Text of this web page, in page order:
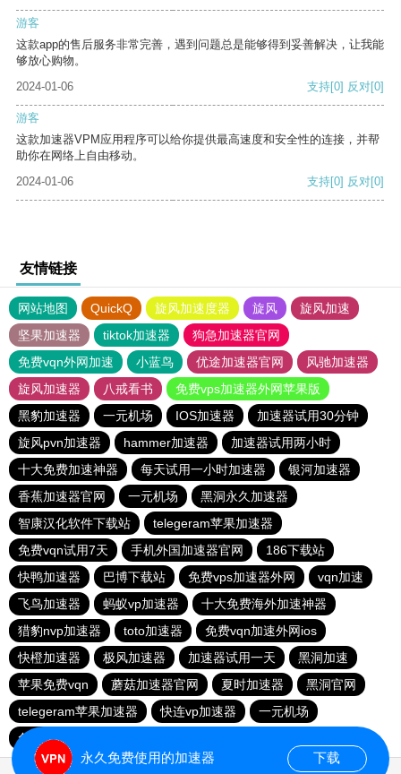
游客
这款app的售后服务非常完善，遇到问题总是能够得到妥善解决，让我能
够放心购物。
2024-01-06
支持[0] 反对[0]
游客
这款加速器VPM应用程序可以给你提供最高速度和安全性的连接，并帮
助你在网络上自由移动。
2024-01-06
支持[0] 反对[0]
友情链接
网站地图 QuickQ 旋风加速度器 旋风
旋风加速
坚果加速器
tiktok加速器
狗急加速器官网
免费vqn外网加速
小蓝鸟 优途加速器官网
风驰加速器
旋风加速器
八戒看书
免费vps加速器外网苹果版
黑豹加速器
一元机场 IOS加速器
加速器试用30分钟
旋风pvn加速器
hammer加速器
加速器试用两小时
十大免费加速神器
每天试用一小时加速器
银河加速器
香蕉加速器官网
一元机场
黑洞永久加速器
智康汉化软件下载站
telegeram苹果加速器
免费vqn试用7天
手机外国加速器官网
186下载站
快鸭加速器
巴博下载站 免费vps加速器外网
vqn加速
飞鸟加速器
蚂蚁vp加速器
十大免费海外加速神器
猎豹nvp加速器
toto加速器
免费vqn加速外网ios
快橙加速器
极风加速器 加速器试用一天
黑洞加速
苹果免费vqn
蘑菇加速器官网 夏时加速器
黑洞官网
telegeram苹果加速器
快连vp加速器
一元机场
免费vps加速器外网
永久免费使用的加速器 下载